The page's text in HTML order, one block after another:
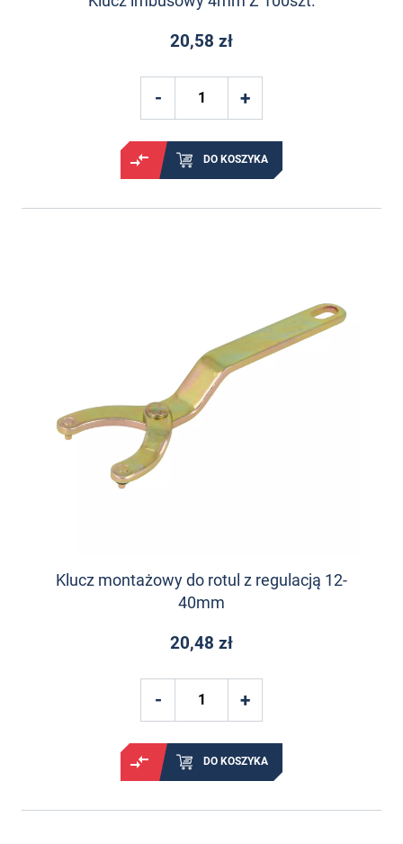
20,58 zł
DO KOSZYKA
Klucz montażowy do rotul z regulacją 12-
40mm
20,48 zł
DO KOSZYKA